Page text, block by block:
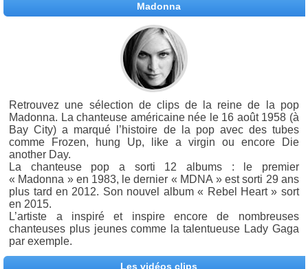
Madonna
Retrouvez une sélection de clips de la reine de la pop
Madonna. La chanteuse américaine née le 16 août 1958 (à
Bay City) a marqué l’histoire de la pop avec des tubes
comme Frozen, hung Up, like a virgin ou encore Die
another Day.
La chanteuse pop a sorti 12 albums : le premier
« Madonna » en 1983, le dernier « MDNA » est sorti 29 ans
plus tard en 2012. Son nouvel album « Rebel Heart » sort
en 2015.
L’artiste a inspiré et inspire encore de nombreuses
chanteuses plus jeunes comme la talentueuse Lady Gaga
par exemple.
Les vidéos clips